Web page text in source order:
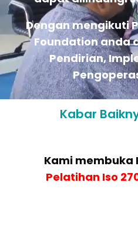
Dengan mengikuti
Foundation anda
Pendirian,
Kabar
Kami membuka
Pelatihan Iso